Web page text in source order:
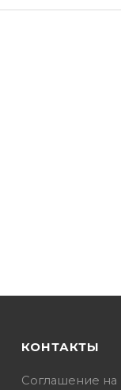
КОНТАКТЫ
Соглашение на